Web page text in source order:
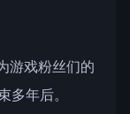
游戏粉丝们的
年后。